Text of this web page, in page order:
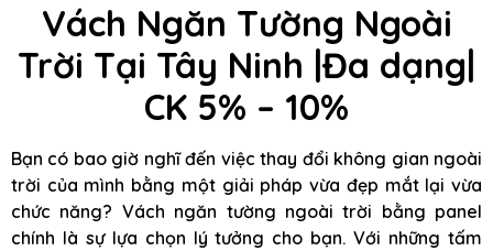
Vách Ngăn Tường Ngoài
Trời Tại Tây Ninh |Đa dạng|
CK 5% – 10%
Bạn có bao giờ nghĩ đến việc thay đổi không gian ngoài
trời của mình bằng một giải pháp vừa đẹp mắt lại vừa
chức năng? Vách ngăn tường ngoài trời bằng panel
chính là sự lựa chọn lý tưởng cho bạn. Với những tấm